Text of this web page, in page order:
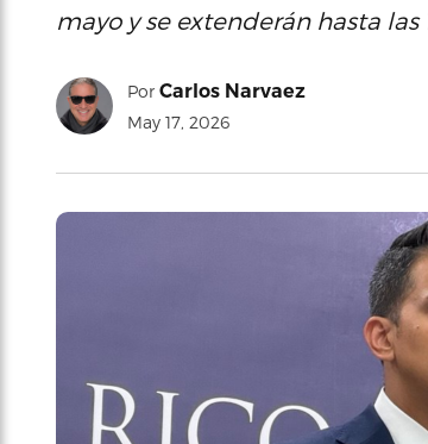
mayo y se extenderán hasta las
Por Carlos Narvaez
May 17, 2026